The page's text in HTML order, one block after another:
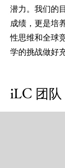
潜力。我们的
成绩，更是培
性思维和全球
学的挑战做好
iLC 团队